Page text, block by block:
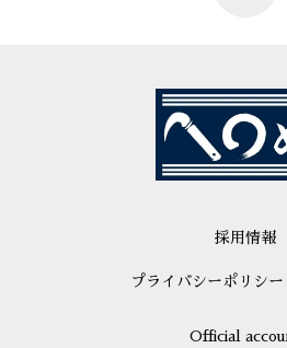
採用情報
プライバシーポリシ
Official